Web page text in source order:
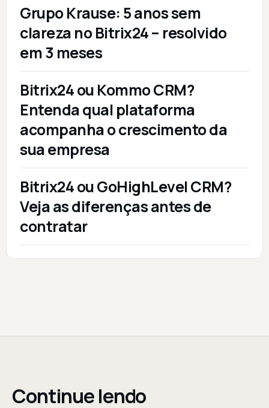
Grupo Krause: 5 anos sem
clareza no Bitrix24 – resolvido
em 3 meses
Bitrix24 ou Kommo CRM?
Entenda qual plataforma
acompanha o crescimento da
sua empresa
Bitrix24 ou GoHighLevel CRM?
Veja as diferenças antes de
contratar
Continue lendo